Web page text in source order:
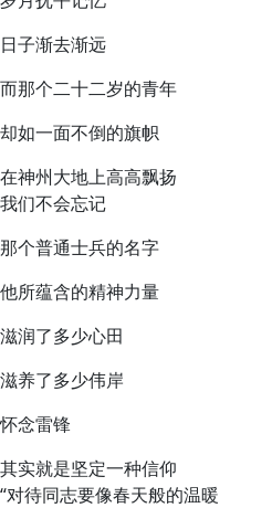
日子渐去渐远
而那个二十二岁的青年
却如一面不倒的旗帜
在神州大地上高高飘扬
我们不会忘记
那个普通士兵的名字
他所蕴含的精神力量
滋润了多少心田
滋养了多少伟岸
怀念雷锋
其实就是坚定一种信仰
“对待同志要像春天般的温暖